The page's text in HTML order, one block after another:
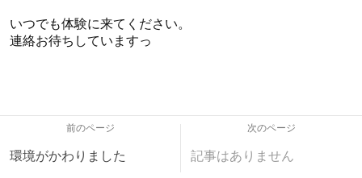
いつでも体験に来てください。
連絡お待ちしていますっ
前のページ
環境がかわりました
次のページ
記事はありません